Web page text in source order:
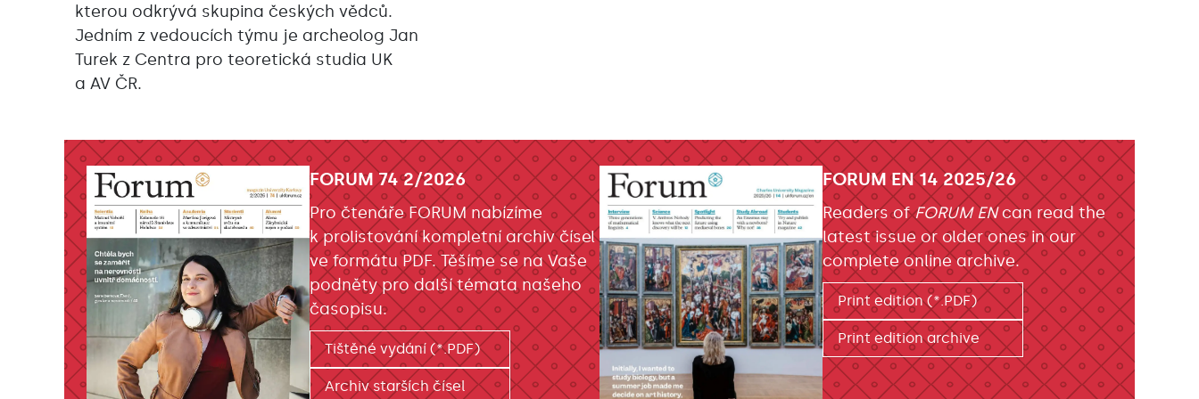
kterou odkrývá skupina českých vědců.
Jedním z vedoucích týmu je archeolog Jan
Turek z Centra pro teoretická studia UK
a AV ČR.
FORUM 74 2/2026
Pro čtenáře FORUM nabízíme
k prolistování kompletní archiv čísel
ve formátu PDF. Těšíme se na Vaše
podněty pro další témata našeho
časopisu.
Tištěné vydání (*.PDF)
Archiv starších čísel
FORUM EN 14 2025/26
Readers ofFORUM ENcan read the
latest issue or older ones in our
complete online archive.
Print edition (*.PDF)
Print edition archive